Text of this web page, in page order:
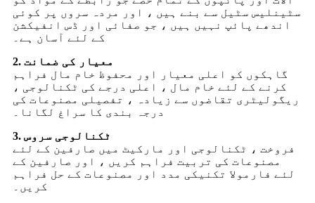
سٹینلیس سٹیل سے بنے ہیں ، اور مردہ سروں پر کوئی
اندھے پائپ نہیں ہیں ، جو صفائی اور ڈس انفیکشن
کے لئے آسان ہے۔
2. معیار کی ضمانت
گاہکوں کو اعلی معیار اور محفوظ خام مال فراہم
کرنے کے لئے خام مال ، اعلی درجے کی ٹکنالوجی ،
ریگولیٹری تقاضوں سے زیادہ ، تفصیلی مصنوعات کی
درجہ بندی کا سراغ لگانا۔
3. ٹکنالوجی سروس
فروخت ، ٹکنالوجی اور مارکیٹ میں صارفین کے لئے
مصنوعات کی تربیت فراہم کریں ، اور صارفین کے
لئے فارمولا تکنیکی مدد اور مصنوعات کے حل فراہم
کریں۔